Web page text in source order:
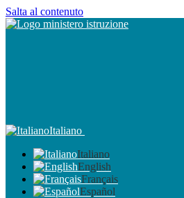
Salta al contenuto
Italiano
Italiano
English
Français
Español